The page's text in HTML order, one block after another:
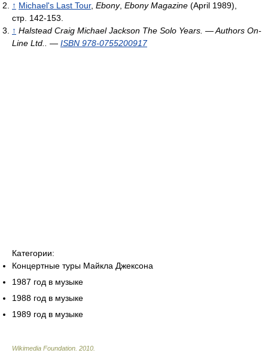
↑ Michael's Last Tour, Ebony, Ebony Magazine (April 1989),
стр. 142-153.
↑ Halstead Craig Michael Jackson The Solo Years. — Authors On-
Line Ltd.. — ISBN 978-0755200917
Категории:
Концертные туры Майкла Джексона
1987 год в музыке
1988 год в музыке
1989 год в музыке
Wikimedia Foundation 2010